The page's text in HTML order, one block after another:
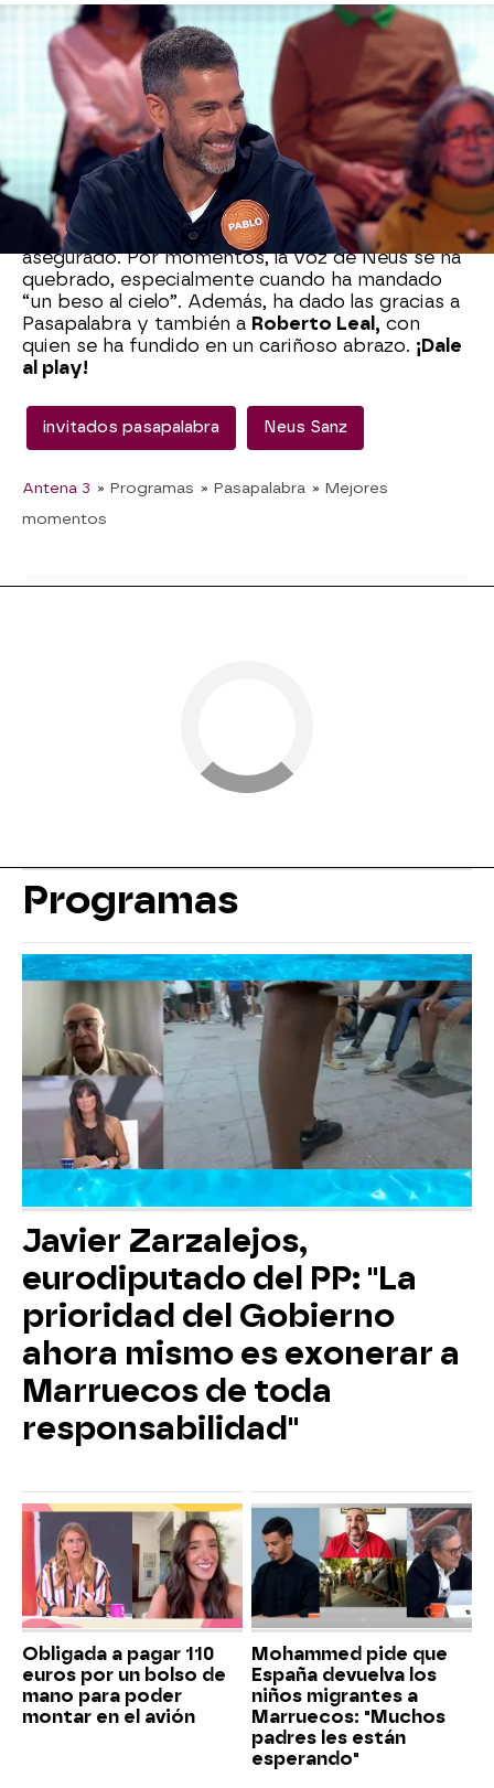
También Neus ha protagonizado un momento
lleno de ternura. Más allá de sus proyectos
profesionales, ha querido despedir su visita con
un mensaje tan emotivo que ha preferido leerlo.
La actriz ha hablado de su año “más duro
personalmente” y del motivo por el que lleva una
tirita de colores en el corazón: “La pérdida de mi
hermano Saulito”.
“A veces, sólo a veces, duele un poco menos”, ha
asegurado. Por momentos, la voz de Neus se ha
quebrado, especialmente cuando ha mandado
“un beso al cielo”. Además, ha dado las gracias a
Pasapalabra y también a Roberto Leal, con
quien se ha fundido en un cariñoso abrazo. ¡Dale
al play!
invitados pasapalabra Neus Sanz
Antena 3 » Programas » Pasapalabra » Mejores
momentos
Programas
Javier Zarzalejos,
eurodiputado del PP: "La
prioridad del Gobierno
ahora mismo es exonerar a
Marruecos de toda
responsabilidad"
Obligada a pagar 110
euros por un bolso de
mano para poder
montar en el avión
Mohammed pide que
España devuelva los
niños migrantes a
Marruecos: "Muchos
padres les están
esperando"